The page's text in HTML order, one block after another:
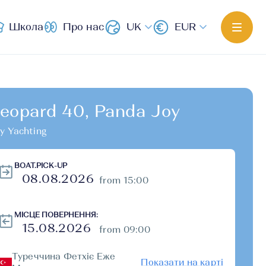
Школа Про нас UK EUR
40, Panda Joy
Yachting
BOAT.PICK-UP
from 15:00
МІСЦЕ ПОВЕРНЕННЯ:
from 09:00
Туреччина Фетхіє Еже
Показати на карті